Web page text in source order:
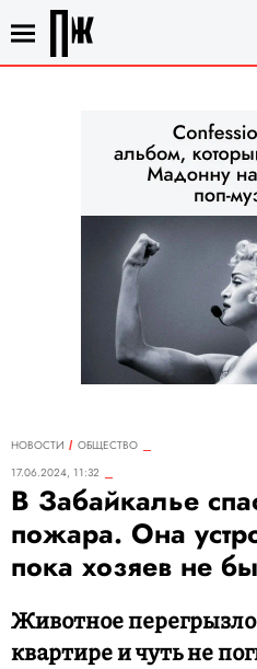
НОВОСТИ
ОБЩЕСТВО
17.06.2024, 11:32
В Забайкалье
пожара. Она
пока хозяев не
Животное
квартире и чуть не